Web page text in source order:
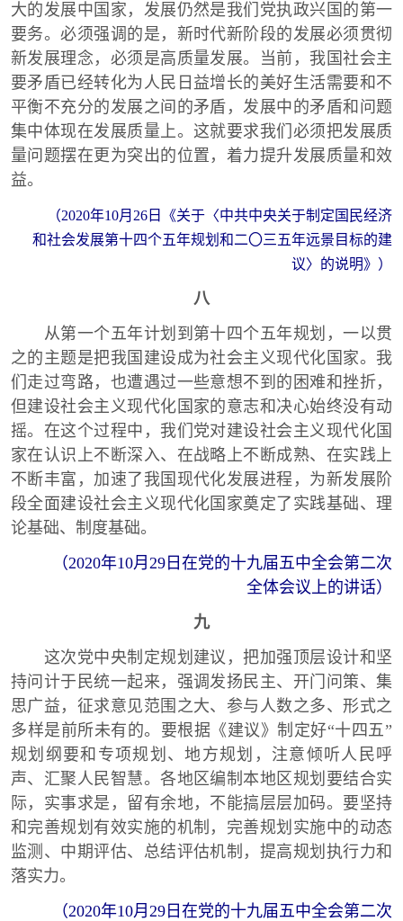
大的发展中国家，发展仍然是我们党执政兴国的第一
要务。必须强调的是，新时代新阶段的发展必须贯彻
新发展理念，必须是高质量发展。当前，我国社会主
要矛盾已经转化为人民日益增长的美好生活需要和不
平衡不充分的发展之间的矛盾，发展中的矛盾和问题
集中体现在发展质量上。这就要求我们必须把发展质
量问题摆在更为突出的位置，着力提升发展质量和效
益。
（2020年10月26日《关于〈中共中央关于制定国民经济
和社会发展第十四个五年规划和二〇三五年远景目标的建
议〉的说明》）
八
从第一个五年计划到第十四个五年规划，一以贯
之的主题是把我国建设成为社会主义现代化国家。我
们走过弯路，也遭遇过一些意想不到的困难和挫折，
但建设社会主义现代化国家的意志和决心始终没有动
摇。在这个过程中，我们党对建设社会主义现代化国
家在认识上不断深入、在战略上不断成熟、在实践上
不断丰富，加速了我国现代化发展进程，为新发展阶
段全面建设社会主义现代化国家奠定了实践基础、理
论基础、制度基础。
（2020年10月29日在党的十九届五中全会第二次
全体会议上的讲话）
九
这次党中央制定规划建议，把加强顶层设计和坚
持问计于民统一起来，强调发扬民主、开门问策、集
思广益，征求意见范围之大、参与人数之多、形式之
多样是前所未有的。要根据《建议》制定好“十四五”
规划纲要和专项规划、地方规划，注意倾听人民呼
声、汇聚人民智慧。各地区编制本地区规划要结合实
际，实事求是，留有余地，不能搞层层加码。要坚持
和完善规划有效实施的机制，完善规划实施中的动态
监测、中期评估、总结评估机制，提高规划执行力和
落实力。
（2020年10月29日在党的十九届五中全会第二次